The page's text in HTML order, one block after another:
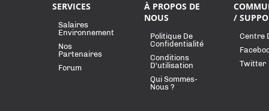
SERVICES
Salaires
Environnement
Nos
Partenaires
Forum
À PROPOS DE
NOUS
Politique De
Confidentialité
Conditions
D'utilisation
Qui Sommes-
Nous ?
/
Centre
Twitter